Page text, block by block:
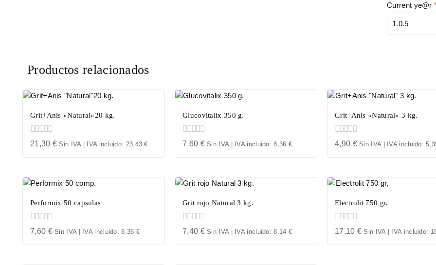
Current ye@r
Productos relacionados
Grit+Anis «Natural»20 kg.
0
of
21,30 € Sin IVA | IVA incluido: 23,43€
Glucovitalix 350 g.
0
of
7,60 € Sin IVA | IVA incluido:8,36 €
Grit+Anis «Natural» 3 kg.
0
of
4,90 € Sin IVA | IVA incluido:
Performix 50 capsulas
0
of
7,60 € Sin IVA | IVA incluido:8,36 €
Grit rojo Natural 3 kg.
0
of
7,40 € Sin IVA | IVA incluido:8,14 €
Electrolit 750 gr,
0
of
17,10 € Sin IVA | IVA incluido: